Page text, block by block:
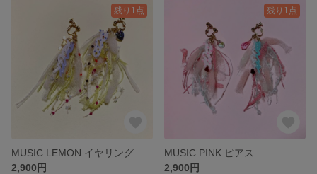
残り1点
MUSIC LEMON イヤリング
2,900円
残り1点
MUSIC PINK ピアス
2,900円